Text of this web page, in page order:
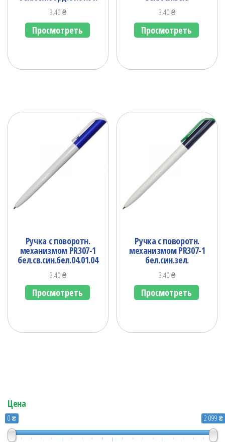
3.40₴
Просмотреть
3.40₴
Просмотреть
Ручка с поворотн.
механизмом PR307-1
бел.св.син.бел.04.01.04
3.40₴
Просмотреть
Ручка с поворотн.
механизмом PR307-1
бел.син.зел.
3.40₴
Просмотреть
Цена
0 ₴ 2 099 ₴